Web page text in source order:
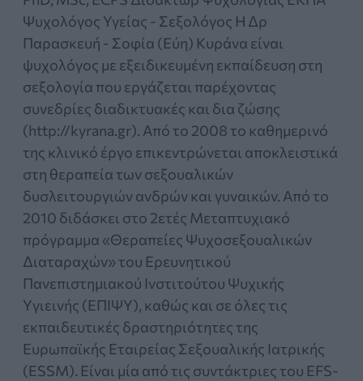
Ψυχολόγος Υγείας - Σεξολόγος Η Δρ
Παρασκευή - Σοφία (Εύη) Κυράνα είναι
ψυχολόγος με εξειδικευμένη εκπαίδευση στη
σεξολογία που εργάζεται παρέχοντας
συνεδρίες διαδικτυακές και δια ζώσης
(http://kyrana.gr). Από το 2008 το καθημερινό
της κλινικό έργο επικεντρώνεται αποκλειστικά
στη θεραπεία των σεξουαλικών
δυσλειτουργιών ανδρών και γυναικών. Από το
2010 διδάσκει στο 2ετές Μεταπτυχιακό
πρόγραμμα «Θεραπείες Ψυχοσεξουαλικών
∆ιαταραχών» του Eρευνητικού
Πανεπιστημιακού Iνστιτούτου Ψυχικής
Yγιεινής (EΠIΨY), καθώς και σε όλες τις
εκπαιδευτικές δραστηριότητες της
Ευρωπαϊκής Εταιρείας Σεξουαλικής Ιατρικής
(ESSM). Είναι μία από τις συντάκτριες του EFS-